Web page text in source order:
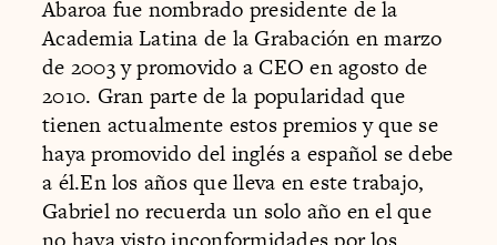
Abaroa fue nombrado presidente de la
Academia Latina de la Grabación en marzo
de 2003 y promovido a CEO en agosto de
2010. Gran parte de la popularidad que
tienen actualmente estos premios y que se
haya promovido del inglés a español se debe
a él.En los años que lleva en este trabajo,
Gabriel no recuerda un solo año en el que